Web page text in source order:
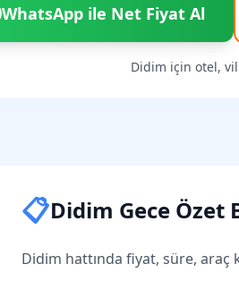
WhatsApp ile Net Fiyat Al
Didim için otel,
📋Didim Gece Özet
Didim hattında fiyat, süre, araç